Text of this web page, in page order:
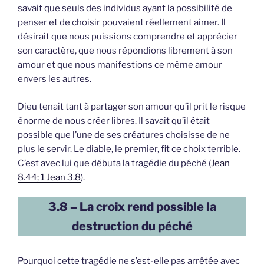
savait que seuls des individus ayant la possibilité de
penser et de choisir pouvaient réellement aimer. Il
désirait que nous puissions comprendre et apprécier
son caractère, que nous répondions librement à son
amour et que nous manifestions ce même amour
envers les autres.
Dieu tenait tant à partager son amour qu’il prit le risque
énorme de nous créer libres. Il savait qu’il était
possible que l’une de ses créatures choisisse de ne
plus le servir. Le diable, le premier, fit ce choix terrible.
C’est avec lui que débuta la tragédie du péché (Jean
8.44; 1 Jean 3.8).
3.8 – La croix rend possible la
destruction du péché
Pourquoi cette tragédie ne s’est-elle pas arrêtée avec